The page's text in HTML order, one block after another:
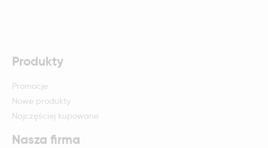
Produkty
Promocje
Nowe produkty
Najczęściej kupowane
Nasza firma